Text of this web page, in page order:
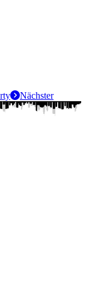
Nächster